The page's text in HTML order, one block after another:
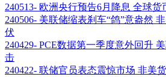
240513- 欧洲央行预告6月降息 全球
240506- 美联储缩表刹车“鸽”意盎然
伏
240429- PCE数据第一季度意外回升
击
240422- 联储官员表态震惊市场 非美